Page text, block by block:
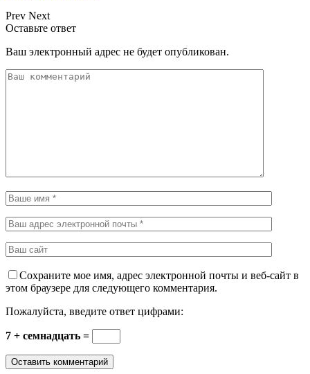
Prev Next
Оставьте ответ
Ваш электронный адрес не будет опубликован.
Сохраните мое имя, адрес электронной почты и веб-сайт в
этом браузере для следующего комментария.
Пожалуйста, введите ответ цифрами:
7 + семнадцать =